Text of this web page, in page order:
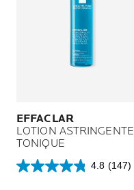
EFFACLAR
LOTION ASTRINGENTE
TONIQUE
4.8 (147)
4.8